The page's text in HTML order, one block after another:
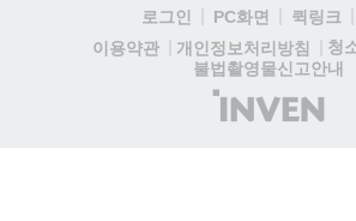
로그인 PC화면 퀵링크
이용약관
개인정보처리방침
청
불법촬영물신고안내
(주)
인